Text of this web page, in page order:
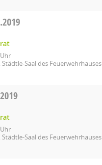
Saal des Feuerwehrhauses
Saal des Feuerwehrhauses